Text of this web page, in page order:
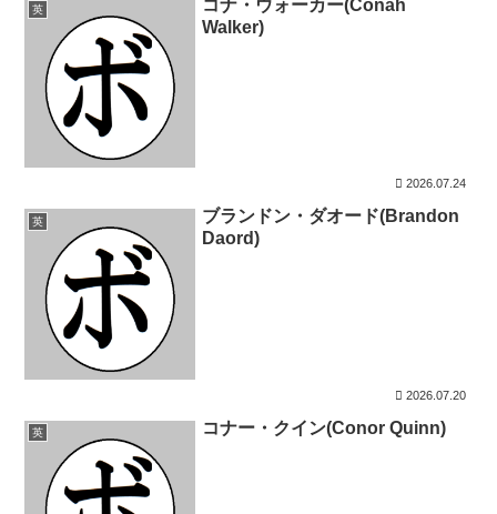
英
コナ・ウォーカー(Conah
Walker)
2026.07.24
英
ブランドン・ダオード(Brandon
Daord)
2026.07.20
英 コナー・クイン(Conor Quinn)